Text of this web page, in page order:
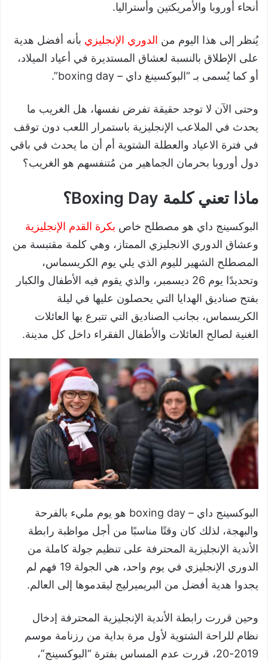
أنحاء أوروبا والأمريكتين وأستراليا.
يُنظر إلى هذا اليوم من الدوري الإنجليزي بأنه أفضل هدية
على الإطلاق بالنسبة لعشاق المستديرة في أعياد الميلاد،
أو كما يُسمى بـ “البوكسينغ داي – boxing day”.
وحتى الآن لا توجد حقيقة تفرض نفسها، هل الغريب ما
يحدث في الملاعب الإنجليزية باستمرار اللعب دون توقف
في فترة الاعياد والعطلة الشتوية أم أن ما يحدث في باقي
دول أوروبا بحرمان الجماهير من مُتنفسهم هو الغريب؟
ماذا تعني كلمة Boxing Day؟
البوكسينج داي هو مصطلح خاص بكرة القدم الإنجليزية
وعشاق الدوري الانجليزي الممتاز، وهي كلمة مقتبسة من
المصطلح الشهير لليوم الذي يلي يوم الكريسماس،
وتحديدًا يوم 26 ديسمبر، والذي يقوم فيه الأطفال والكبار
بفتح صناديق الهدايا التي يحصلون عليها في ليلة
الكريسماس، بجانب الصناديق التي تتبرع بها العائلات
الغنية لصالح العائلات والأطفال الفقراء داخل كل مدينة.
البوكسينج داي – boxing day هو يوم مليء بالفرحة
والبهجة، لذلك كان وقتًا مناسبًا من أجل مواظبة رابطة
الأندية الإنجليزية المحترفة على تنظيم جولة كاملة من
الدوري الإنجليزي في يوم واحد، هي الجولة 19 فهم لم
يجدوا هدية أفضل من البريميرليج ليقدموها إلى العالم.
وحين قررت رابطة الأندية الإنجليزية المحترفة إدخال
نظام للراحة الشتوية لأول مرة بداية من رزنامة موسم
2019-20، قررت عدم المساس بفترة “البوكسينج”،